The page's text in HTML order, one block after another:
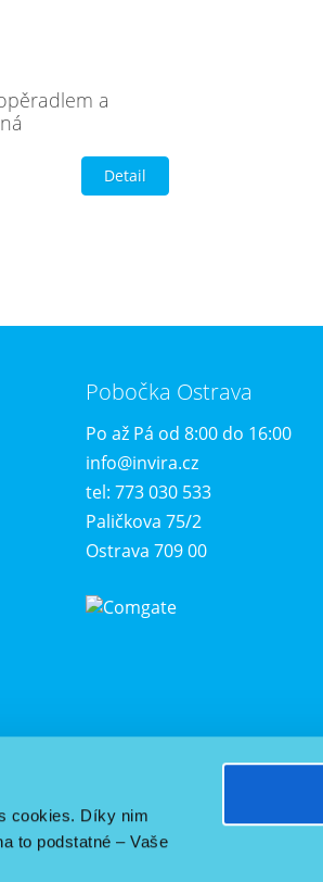
cookies. Díky nim
to podstatné – Vaše
a
Detail
Pobočka Ostrava
Po až Pá od 8:00 do 16:00
info@invira.cz
tel: 773 030 533
Paličkova 75/2
Ostrava 709 00